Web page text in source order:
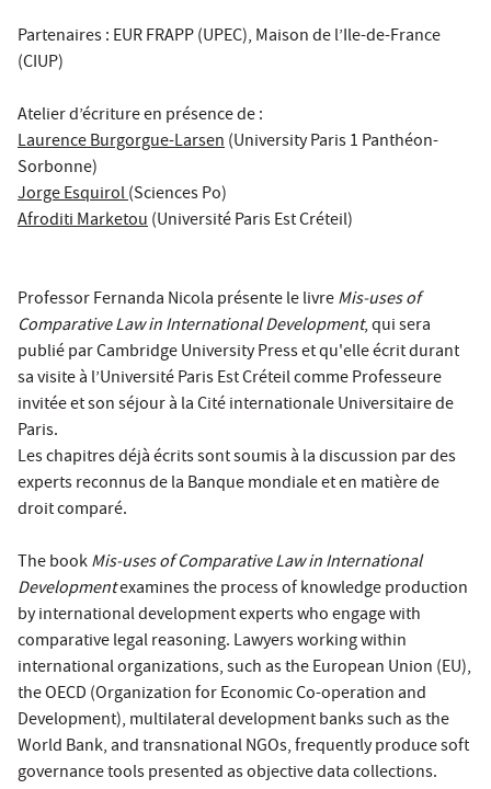
Partenaires : EUR FRAPP (UPEC), Maison de l’Ile-de-France
(CIUP)
Atelier d’écriture en présence de :
Laurence Burgorgue-Larsen(University Paris 1 Panthéon-
Sorbonne)
Jorge Esquirol(Sciences Po)
Afroditi Marketou(Université Paris Est Créteil)
Professor Fernanda Nicola présente le livreMis-uses of
Comparative Law in International Development, qui sera
publié par Cambridge University Press et qu'elle écrit durant
sa visite à l’Université Paris Est Créteil comme Professeure
invitée et son séjour à la Cité internationale Universitaire de
Paris.
Les chapitres déjà écrits sont soumis à la discussion par des
experts reconnus de la Banque mondiale et en matière de
droit comparé.
The bookMis-uses of Comparative Law in International
Developmentexamines the process of knowledge production
by international development experts who engage with
comparative legal reasoning. Lawyers working within
international organizations, such as the European Union (EU),
the OECD (Organization for Economic Co-operation and
Development), multilateral development banks such as the
World Bank, and transnational NGOs, frequently produce soft
governance tools presented as objective data collections.